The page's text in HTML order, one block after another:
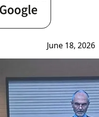
June 18, 2026